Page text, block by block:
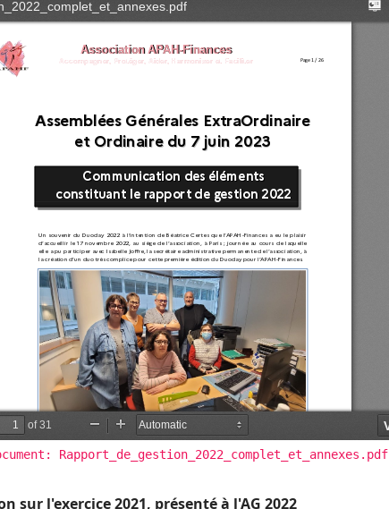
Rapport_de_gestion_2022_complet_et_annexes.pdf
sur l'exercice 2021, présenté à l'AG 2022